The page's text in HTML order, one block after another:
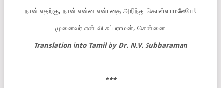
நான் எதற்கு, நான் என்ன என்பதை அறிந்து கொள்ளாமலேயே!
முனைவர் என் வி சுப்பராமன், சென்னை
Translation into Tamil by Dr. N.V. Subbaraman
***